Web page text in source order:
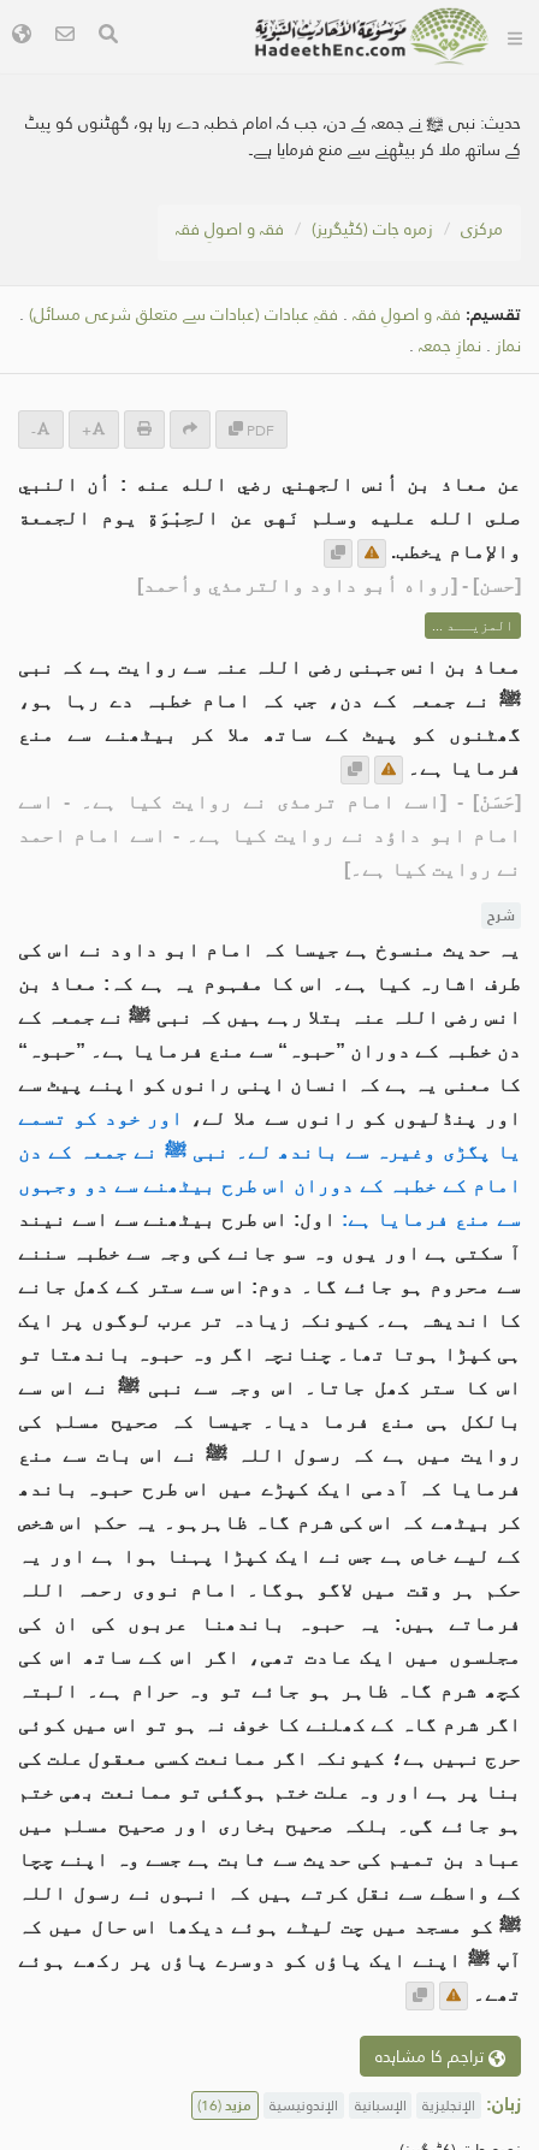
حدیث:نبی ﷺ نے جمعہ کے دن، جب کہ امام خطبہ دے رہا ہو، گھٹنوں کو پیٹ
کے ساتھ ملا کر بیٹھنے سے منع فرمایا ہے۔
مرکزی زمرہ جات (کٹیگریز) فقہ و اصولِ فقہ
تقسیم: فقہ و اصولِ فقہ . فقہِ عبادات (عبادات سے متعلق شرعی مسائل) .
نماز . نمازِ جمعہ .
PDF
+
-
عن معاذ بن أنس الجهني رضي الله عنه : أن النبي
صلى الله عليه وسلم نَهى عن الحِبْوَةِ يوم الجمعة
والإمام يخطب.
[حسن] - [رواه أبو داود والترمذي وأحمد]
المزيــد ...
معاذ بن انس جہنی رضی اللہ عنہ سے روایت ہے کہ نبی
ﷺ نے جمعہ کے دن، جب کہ امام خطبہ دے رہا ہو،
گھٹنوں کو پیٹ کے ساتھ ملا کر بیٹھنے سے منع
فرمایا ہے۔
[حَسَنْ]
- [اسے امام ترمذی نے روایت کیا ہے۔ - اسے
امام ابو داؤد نے روایت کیا ہے۔ - اسے امام احمد
نے روایت کیا ہے۔]
شرح
یہ حدیث منسوخ ہے جیسا کہ امام ابو داود نے اس کی
طرف اشارہ کیا ہے۔ اس کا مفہوم یہ ہے کہ: معاذ بن
انس رضی اللہ عنہ بتلا رہے ہیں کہ نبی ﷺ نے جمعہ کے
دن خطبہ کے دوران ”حبوہ“ سے منع فرمایا ہے۔ ”حبوہ“
کا معنی یہ ہے کہ انسان اپنی رانوں کو اپنے پیٹ سے
اور پنڈلیوں کو رانوں سے ملا لے،
اور خود کو تسمے
یا پگڑی وغیرہ سے باندھ لے۔ نبی ﷺ نے جمعہ کے دن
امام کے خطبہ کے دوران اس طرح بیٹھنے سے دو وجہوں
سے منع فرمایا ہے: اول: اس طرح بیٹھنے سے اسے نیند
آ سکتی ہے اور یوں وہ سو جانے کی وجہ سے خطبہ سننے
سے محروم ہو جائے گا۔ دوم: اس سے ستر کے کھل جانے
کا اندیشہ ہے۔ کیونکہ زیادہ تر عرب لوگوں پر ایک
ہی کپڑا ہوتا تھا۔ چنانچہ اگر وہ حبوہ باندھتا تو
اس کا ستر کھل جاتا۔ اس وجہ سے نبی ﷺ نے اس سے
بالکل ہی منع فرما دیا۔ جیسا کہ صحیح مسلم کی
روایت میں ہے کہ رسول اللہ ﷺ نے اس بات سے منع
فرمایا کہ آدمی ایک کپڑے میں اس طرح حبوہ باندھ
کر بیٹھے کہ اس کی شرم گاہ ظاہرہو۔ یہ حکم اس شخص
کے لیے خاص ہے جس نے ایک کپڑا پہنا ہوا ہے اور یہ
حکم ہر وقت میں لاگو ہوگا۔ امام نووی رحمہ اللہ
فرماتے ہیں: یہ حبوہ باندھنا عربوں کی ان کی
مجلسوں میں ایک عادت تھی، اگر اس کے ساتھ اس کی
کچھ شرم گاہ ظاہر ہو جائے تو وہ حرام ہے۔ البتہ
اگر شرم گاہ کے کھلنے کا خوف نہ ہو تو اس میں کوئی
حرج نہیں ہے؛ کیونکہ اگر ممانعت کسی معقول علت کی
بنا پر ہے اور وہ علت ختم ہوگئی تو ممانعت بھی ختم
ہو جائے گی۔ بلکہ صحیح بخاری اور صحیح مسلم میں
عباد بن تمیم کی حدیث سے ثابت ہے جسے وہ اپنے چچا
کے واسطے سے نقل کرتے ہیں کہ انہوں نے رسول اللہ
ﷺ کو مسجد میں چت لیٹے ہوئے دیکھا اس حال میں کہ
آپ ﷺ اپنے ایک پاؤں کو دوسرے پاؤں پر رکھے ہوئے
تھے۔
تراجم کا مشاہدہ
زبان: الإنجليزية الإسبانية الإندونيسية مزید(16)